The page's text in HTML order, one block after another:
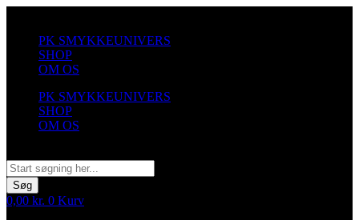
indholdPK SMYKKEUNIVERS
SHOP
OM OS
PK SMYKKEUNIVERS
SHOP
OM OS
Søg
0,00 kr. 0 Kurv